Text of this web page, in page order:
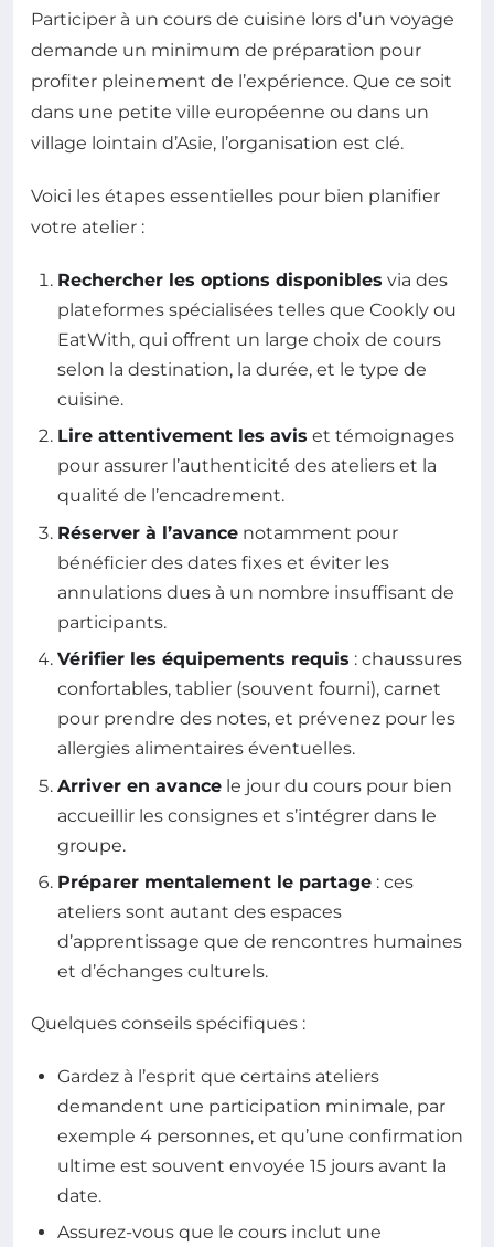
Participer à un cours de cuisine lors d’un voyage
demande un minimum de préparation pour
profiter pleinement de l’expérience. Que ce soit
dans une petite ville européenne ou dans un
village lointain d’Asie, l’organisation est clé.
Voici les étapes essentielles pour bien planifier
votre atelier :
Rechercher les options disponibles via des
plateformes spécialisées telles que Cookly ou
EatWith, qui offrent un large choix de cours
selon la destination, la durée, et le type de
cuisine.
Lire attentivement les avis et témoignages
pour assurer l’authenticité des ateliers et la
qualité de l’encadrement.
Réserver à l’avance notamment pour
bénéficier des dates fixes et éviter les
annulations dues à un nombre insuffisant de
participants.
Vérifier les équipements requis : chaussures
confortables, tablier (souvent fourni), carnet
pour prendre des notes, et prévenez pour les
allergies alimentaires éventuelles.
Arriver en avance le jour du cours pour bien
accueillir les consignes et s’intégrer dans le
groupe.
Préparer mentalement le partage : ces
ateliers sont autant des espaces
d’apprentissage que de rencontres humaines
et d’échanges culturels.
Quelques conseils spécifiques :
Gardez à l’esprit que certains ateliers
demandent une participation minimale, par
exemple 4 personnes, et qu’une confirmation
ultime est souvent envoyée 15 jours avant la
date.
Assurez-vous que le cours inclut une